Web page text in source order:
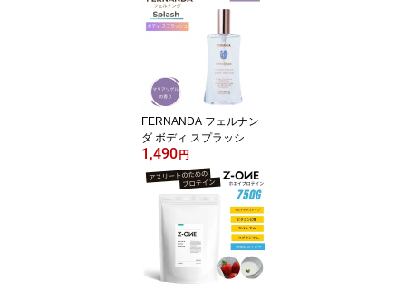
音 エクササイズ
FERNANDA フェルナン
ダ ボディ スプラッシュ
マリアリゲル 95ml レデ
ィース 女性 コスメ ギフ
ト
1,490円